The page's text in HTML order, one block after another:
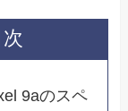
9aのスペ